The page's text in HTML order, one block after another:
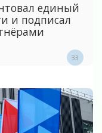
единый
и подписал
33